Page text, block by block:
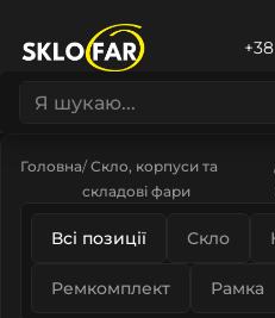
Головна Скло, корпуси та
складові фари
Всі позиції Скло
Ремкомплект Рамка